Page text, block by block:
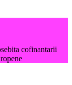
cofinantarii